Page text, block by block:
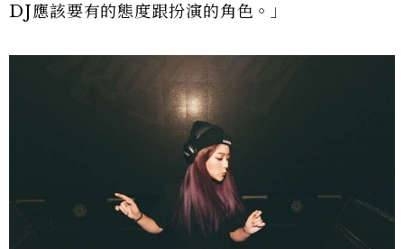
DJ應該要有的態度跟扮演的角色。」